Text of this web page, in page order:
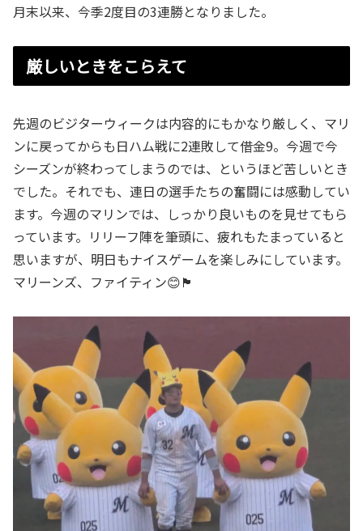
月末以来、今季2度目の3連勝となりました。
厳しいときをこらえて
先週のビジターウィークは内容的にもかなり厳しく、マリ
ンに戻ってからも日ハム戦に2連敗して借金9。今週で今
シーズンが終わってしまうのでは、というほど苦しいとき
でした。それでも、連日の選手たちの奮闘には感動してい
ます。今週のマリンでは、しっかり良いものを見せてもら
っています。リリーフ陣を筆頭に、疲れもたまっていると
思いますが、明日もナイスゲームを楽しみにしています。
マリーンズ、ファイティン😊🏴